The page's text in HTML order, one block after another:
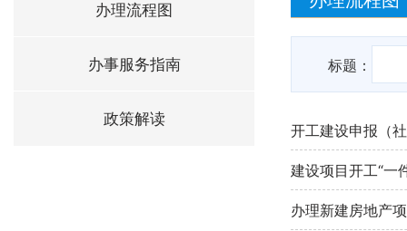
办理流程图
办事服务指南
政策解读
标题：
开工建设申报（
建设项目开工“一
办理新建房地产